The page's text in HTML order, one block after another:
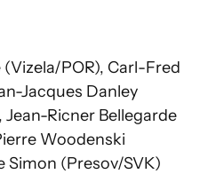
POR), Carl-Fred
Jacques Danley
Ricner Bellegarde
Woodenski
(Presov/SVK)